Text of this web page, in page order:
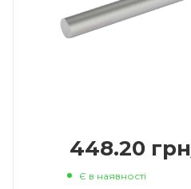
448.20 грн
Є в наявності